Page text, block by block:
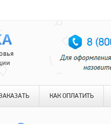
КАК ОПЛАТИТЬ